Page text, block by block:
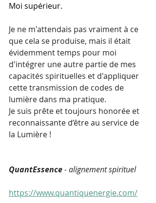
Moi supérieur.
Je ne m'attendais pas vraiment à ce
que cela se produise, mais il était
évidemment temps pour moi
d'intégrer une autre partie de mes
capacités spirituelles et d'appliquer
cette transmission de codes de
lumière dans ma pratique.
Je suis prête et toujours honorée et
reconnaissante d’être au service de
la Lumière !
QuantEssence - alignement spirituel
https://www.quantiquenergie.com/